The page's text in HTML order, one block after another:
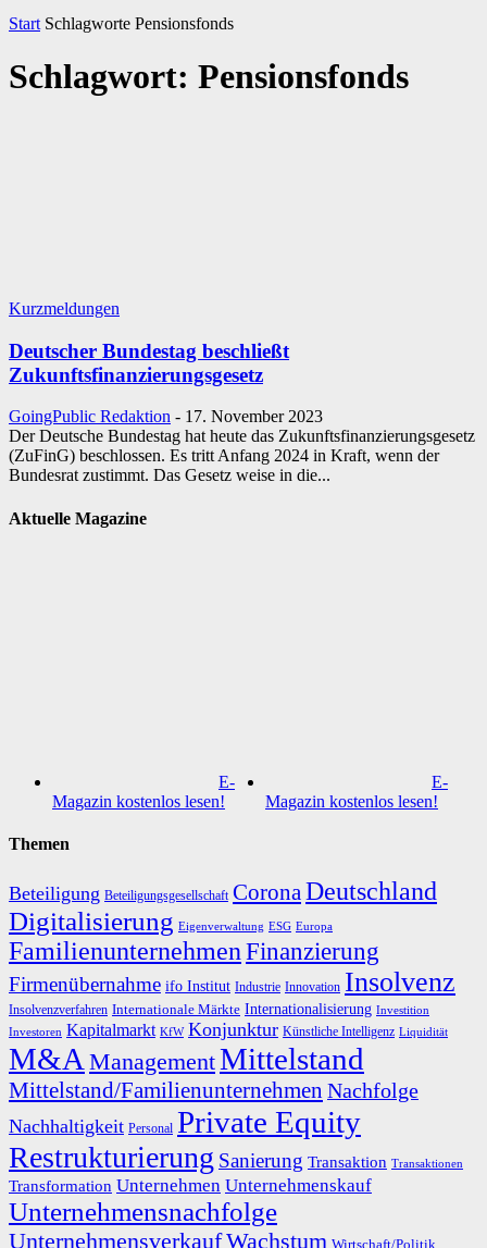
Start Schlagworte Pensionsfonds
Schlagwort: Pensionsfonds
Kurzmeldungen
Deutscher Bundestag beschließt
Zukunftsfinanzierungsgesetz
GoingPublic Redaktion - 17. November 2023
Der Deutsche Bundestag hat heute das Zukunftsfinanzierungsgesetz
(ZuFinG) beschlossen. Es tritt Anfang 2024 in Kraft, wenn der
Bundesrat zustimmt. Das Gesetz weise in die...
Aktuelle Magazine
E-
Magazin kostenlos lesen!
E-
Magazin kostenlos lesen!
Themen
Beteiligung Beteiligungsgesellschaft CoronaDeutschland
Digitalisierung Eigenverwaltung ESG Europa
FamilienunternehmenFinanzierung
Firmenübernahme ifo Institut Industrie Innovation Insolvenz
Insolvenzverfahren Internationale Märkte Internationalisierung Investition
Investoren Kapitalmarkt KfW Konjunktur Künstliche Intelligenz Liquidität
M&A ManagementMittelstand
Mittelstand/Familienunternehmen Nachfolge
Nachhaltigkeit Personal Private Equity
Restrukturierung Sanierung Transaktion Transaktionen
Transformation Unternehmen Unternehmenskauf
Unternehmensnachfolge
UnternehmensverkaufWachstum Wirtschaft/Politik